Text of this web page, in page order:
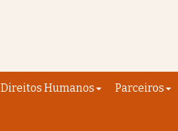
Direitos Humanos Parceiros